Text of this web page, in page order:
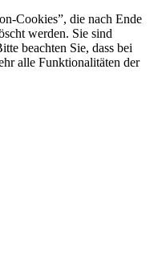
Cookies”, die nach Ende
werden. Sie sind
beachten Sie, dass bei
alle Funktionalitäten der